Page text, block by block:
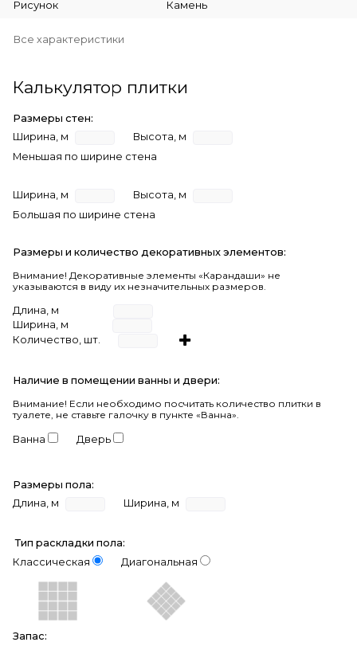
Рисунок Камень
Все характеристики
Калькулятор плитки
Размеры стен:
Ширина, м
Высота, м
Меньшая по ширине стена
Ширина, м
Высота, м
Большая по ширине стена
Размеры и количество декоративных элементов:
Внимание! Декоративные элементы «Карандаши» не
указываются в виду их незначительных размеров.
Длина, м
Ширина, м
Количество, шт.
Наличие в помещении ванны и двери:
Внимание! Если необходимо посчитать количество плитки в
туалете, не ставьте галочку в пункте «Ванна».
Ванна Дверь
Размеры пола:
Длина, м
Ширина, м
Тип раскладки пола:
Классическая
Диагональная
Запас: